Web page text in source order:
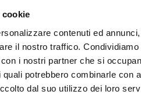
contenuti ed
il nostro traffico.
i nostri partner che si
potrebbero combinarle con
dal suo utilizzo dei loro